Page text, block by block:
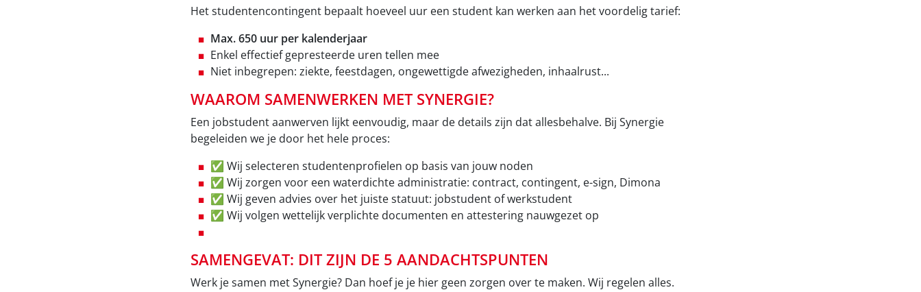
Het studentencontingent bepaalt hoeveel uur een student kan werken aan het voordelig tarief:
Max. 650 uur per kalenderjaar
Enkel effectief gepresteerde uren tellen mee
Niet inbegrepen: ziekte, feestdagen, ongewettigde afwezigheden, inhaalrust...
WAAROM SAMENWERKEN MET SYNERGIE?
Een jobstudent aanwerven lijkt eenvoudig, maar de details zijn dat allesbehalve. Bij Synergie
begeleiden we je door het hele proces:
✅ Wij selecteren studentenprofielen op basis van jouw noden
✅ Wij zorgen voor een waterdichte administratie: contract, contingent, e-sign, Dimona
✅ Wij geven advies over het juiste statuut: jobstudent of werkstudent
✅ Wij volgen wettelijk verplichte documenten en attestering nauwgezet op
SAMENGEVAT: DIT ZIJN DE 5 AANDACHTSPUNTEN
Werk je samen met Synergie? Dan hoef je je hier geen zorgen over te maken. Wij regelen alles.